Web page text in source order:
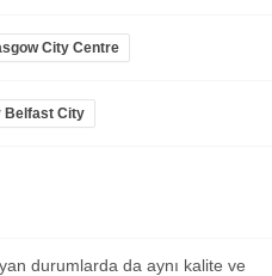
City Centre
Belfast City
durumlarda da aynı kalite ve